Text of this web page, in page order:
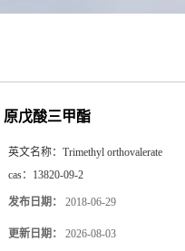
原戊酸三甲酯
英文名称： Trimethyl orthovalerate
cas： 13820-09-2
发布日期： 2018-06-29
更新日期： 2026-08-03